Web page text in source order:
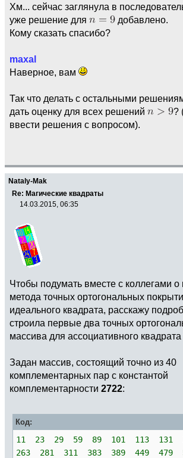
Хм... сейчас заглянула в
уже решение для
добавлено.
Кому сказать спасибо?
maxal
Наверное, вам
Так что делать с остальными
дать оценку для всех решений
?
ввести решения с вопросом).
Nataly-Mak
Re: Магические квадраты
14.03.2015, 06:35
Чтобы подумать вместе с коллегами
метода точных ортогональных
идеального квадрата, расскажу
строила первые два точных
массива для ассоциативного квадрата
Задан массив, состоящий точно из 40
комплементарных пар с константой
комплементарности 2722:
Код:
11 23 29 59 89 101 113 131
263 281 311 383 389 449 479